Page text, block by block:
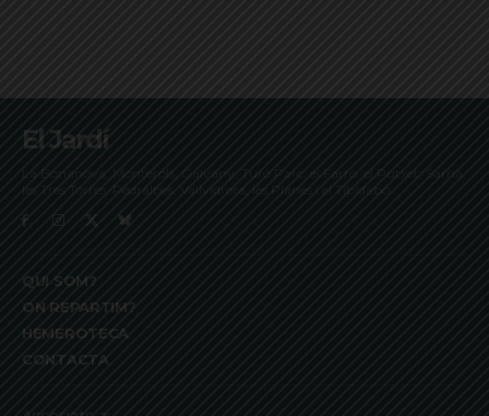
El Jardí
La Bonanova, Monterols, Galvany, Turó Parc, el Farró, el Putxet, Sarrià,
les Tres Torres, Pedralbes, Vallvidrera, les Planes i el Tibidabo
QUI SOM?
ON REPARTIM?
HEMEROTECA
CONTACTA